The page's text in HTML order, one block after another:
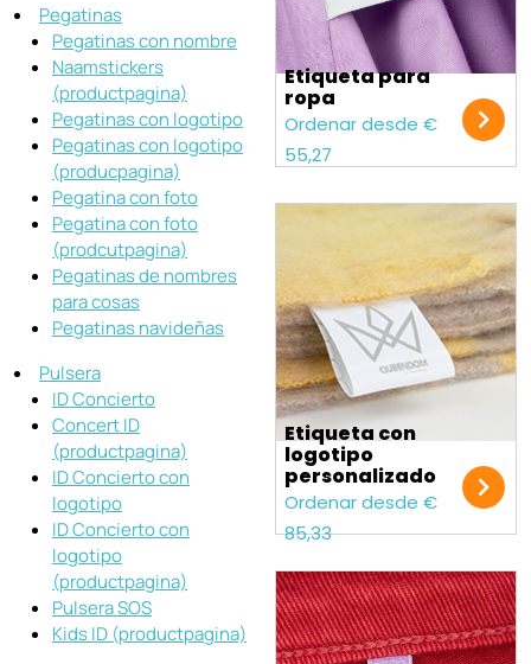
Pegatinas
Pegatinas con nombre
Naamstickers
(productpagina)
Pegatinas con logotipo
Pegatinas con logotipo
(producpagina)
Pegatina con foto
Pegatina con foto
(prodcutpagina)
Pegatinas de nombres
para cosas
Pegatinas navideñas
Pulsera
ID Concierto
Concert ID
(productpagina)
ID Concierto con
logotipo
ID Concierto con
logotipo
(productpagina)
Pulsera SOS
Kids ID (productpagina)
Etiqueta para
ropa
Ordenar desde €
55,27
Etiqueta con
logotipo
personalizado
Ordenar desde €
85,33